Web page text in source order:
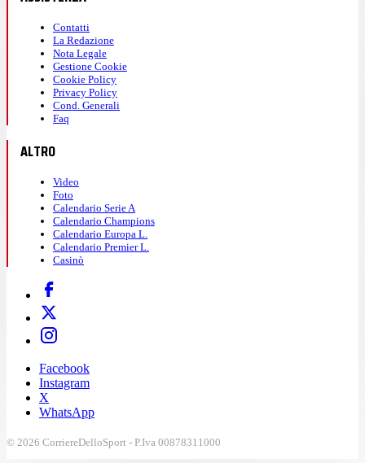
Contatti
La Redazione
Nota Legale
Gestione Cookie
Cookie Policy
Privacy Policy
Cond. Generali
Faq
ALTRO
Video
Foto
Calendario Serie A
Calendario Champions
Calendario Europa L.
Calendario Premier L.
Casinò
Facebook
Instagram
X
WhatsApp
© 2026 CorriereDelloSport - P.Iva 00878311000